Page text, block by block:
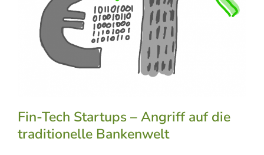
Fin-Tech Startups – Angriff auf die
traditionelle Bankenwelt